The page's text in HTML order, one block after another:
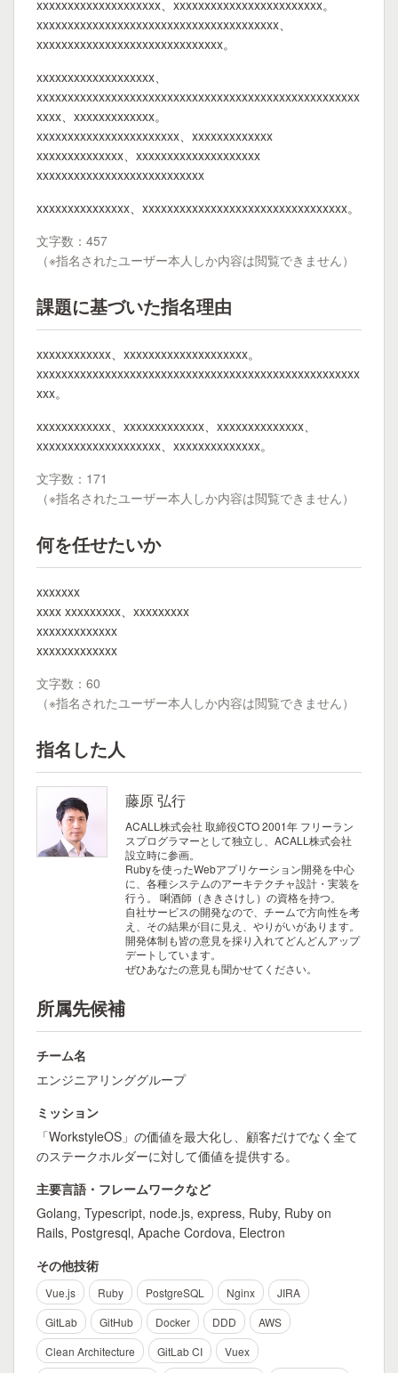
xxxxxxxxxxxxxxxxxxxx、xxxxxxxxxxxxxxxxxxxxxxxx。
xxxxxxxxxxxxxxxxxxxxxxxxxxxxxxxxxxxxxxx、
xxxxxxxxxxxxxxxxxxxxxxxxxxxxxx。
xxxxxxxxxxxxxxxxxxx、
xxxxxxxxxxxxxxxxxxxxxxxxxxxxxxxxxxxxxxxxxxxxxxxxxxxx
xxxx、xxxxxxxxxxxxx。
xxxxxxxxxxxxxxxxxxxxxxx、xxxxxxxxxxxxx
xxxxxxxxxxxxxx、xxxxxxxxxxxxxxxxxxxx
xxxxxxxxxxxxxxxxxxxxxxxxxxx
xxxxxxxxxxxxxxx、xxxxxxxxxxxxxxxxxxxxxxxxxxxxxxxxx。
文字数：457
（※指名されたユーザー本人しか内容は閲覧できません）
課題に基づいた指名理由
xxxxxxxxxxxx、xxxxxxxxxxxxxxxxxxxx。
xxxxxxxxxxxxxxxxxxxxxxxxxxxxxxxxxxxxxxxxxxxxxxxxxxxx
xxx。
xxxxxxxxxxxx、xxxxxxxxxxxxx、xxxxxxxxxxxxxx、
xxxxxxxxxxxxxxxxxxxx、xxxxxxxxxxxxxx。
文字数：171
（※指名されたユーザー本人しか内容は閲覧できません）
何を任せたいか
xxxxxxx
xxxx xxxxxxxxx、xxxxxxxxx
xxxxxxxxxxxxx
xxxxxxxxxxxxx
文字数：60
（※指名されたユーザー本人しか内容は閲覧できません）
指名した人
藤原 弘行
ACALL株式会社 取締役CTO2001年 フリーラン
スプログラマーとして独立し、ACALL株式会社
設立時に参画。
Rubyを使ったWebアプリケーション開発を中心
に、各種システムのアーキテクチャ設計・実装を
行う。
唎酒師（ききさけし）の資格を持つ。
自社サービスの開発なので、チームで方向性を考
え、その結果が目に見え、やりがいがあります。
開発体制も皆の意見を採り入れてどんどんアップ
デートしています。
ぜひあなたの意見も聞かせてください。
所属先候補
チーム名
エンジニアリンググループ
ミッション
「WorkstyleOS」の価値を最大化し、顧客だけでなく全て
のステークホルダーに対して価値を提供する。
主要言語・フレームワークなど
Golang, Typescript, node.js, express, Ruby, Ruby on
Rails, Postgresql, Apache Cordova, Electron
その他技術
Vue.js Ruby PostgreSQL Nginx
JIRA
GitLab
GitHub Docker DDD
AWS
Clean Architecture
GitLab CI Vuex